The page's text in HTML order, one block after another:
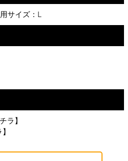
サイズ：L
ラ 】
】